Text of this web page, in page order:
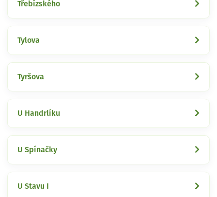
Třebízského
Tylova
Tyršova
U Handrlíku
U Spínačky
U Stavu I